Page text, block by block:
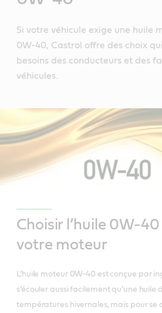
Si votre véhicule exige une huile
0W-40, Castrol offre des choix
besoins des conducteurs et des
véhicules.
Choisir l’huile 0W-
votre moteur
L’huile moteur 0W-40 est conçue par
s’écouler aussi facilement qu’une huile
températures hivernales, mais pour se